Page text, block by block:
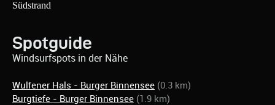
Spotguide
Windsurfspots in der Nähe
Wulfener Hals - Burger Binnensee (0.3 km)
Burgtiefe - Burger Binnensee (1.9 km)